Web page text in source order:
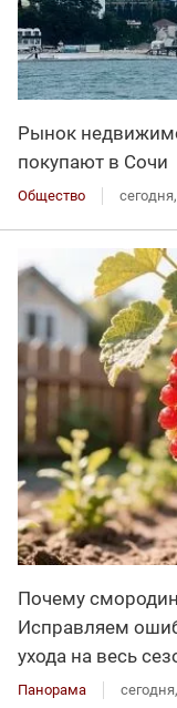
Рынок
покупают в Сочи
Общество
Почему
Исправляем
ухода на весь
Панорама